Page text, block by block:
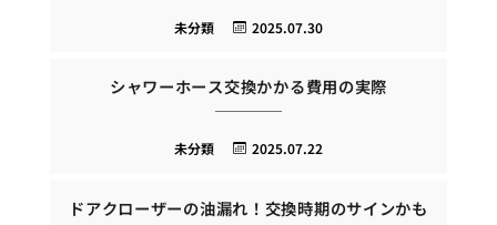
2025.07.30
未分類
シャワーホース交換かかる費用の実際
2025.07.22
未分類
ドアクローザーの油漏れ！交換時期のサインかも